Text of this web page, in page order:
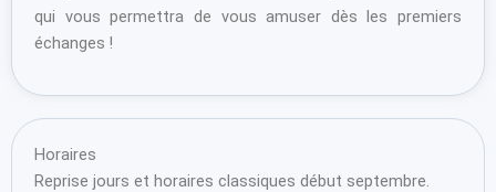
qui vous permettra de vous amuser dès les premiers
échanges !
Horaires
Reprise jours et horaires classiques début septembre.